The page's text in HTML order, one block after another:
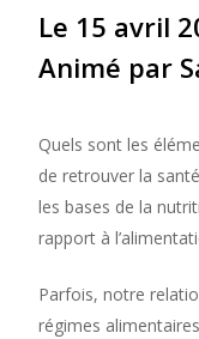
Le 15 avril
Animé par
Quels sont les
de retrouver la
les bases de la
rapport à
Parfois, notre
régimes